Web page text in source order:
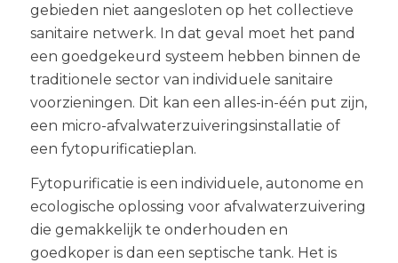
gebieden niet aangesloten op het collectieve
sanitaire netwerk. In dat geval moet het pand
een goedgekeurd systeem hebben binnen de
traditionele sector van individuele sanitaire
voorzieningen. Dit kan een alles-in-één put zijn,
een micro-afvalwaterzuiveringsinstallatie of
een fytopurificatieplan.
Fytopurificatie is een individuele, autonome en
ecologische oplossing voor afvalwaterzuivering
die gemakkelijk te onderhouden en
goedkoper is dan een septische tank. Het is